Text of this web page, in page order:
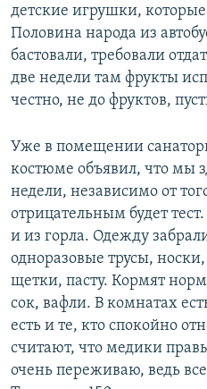
детские игрушки,
Половина народа из
бастовали, требовали
две недели там фрукты
честно, не до фруктов,
Уже в помещении
костюме объявил, что мы
недели, независимо от
отрицательным будет
и из горла. Одежду
одноразовые трусы,
щетки, пасту. Кормят
сок, вафли. В комнатах
есть и те, кто спокойно
считают, что медики
очень переживаю, ведь